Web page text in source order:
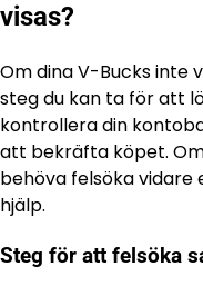
visas?
Om dina V-Bucks inte
steg du kan ta för att
kontrollera din
att bekräfta köpet.
behöva felsöka
hjälp.
Steg för att felsöka